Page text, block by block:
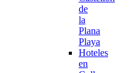
de
la
Plana
Playa
Hoteles
en